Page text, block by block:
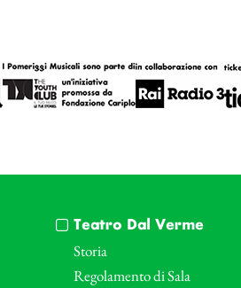
Teatro Dal Verme
Storia
Regolamento di Sala